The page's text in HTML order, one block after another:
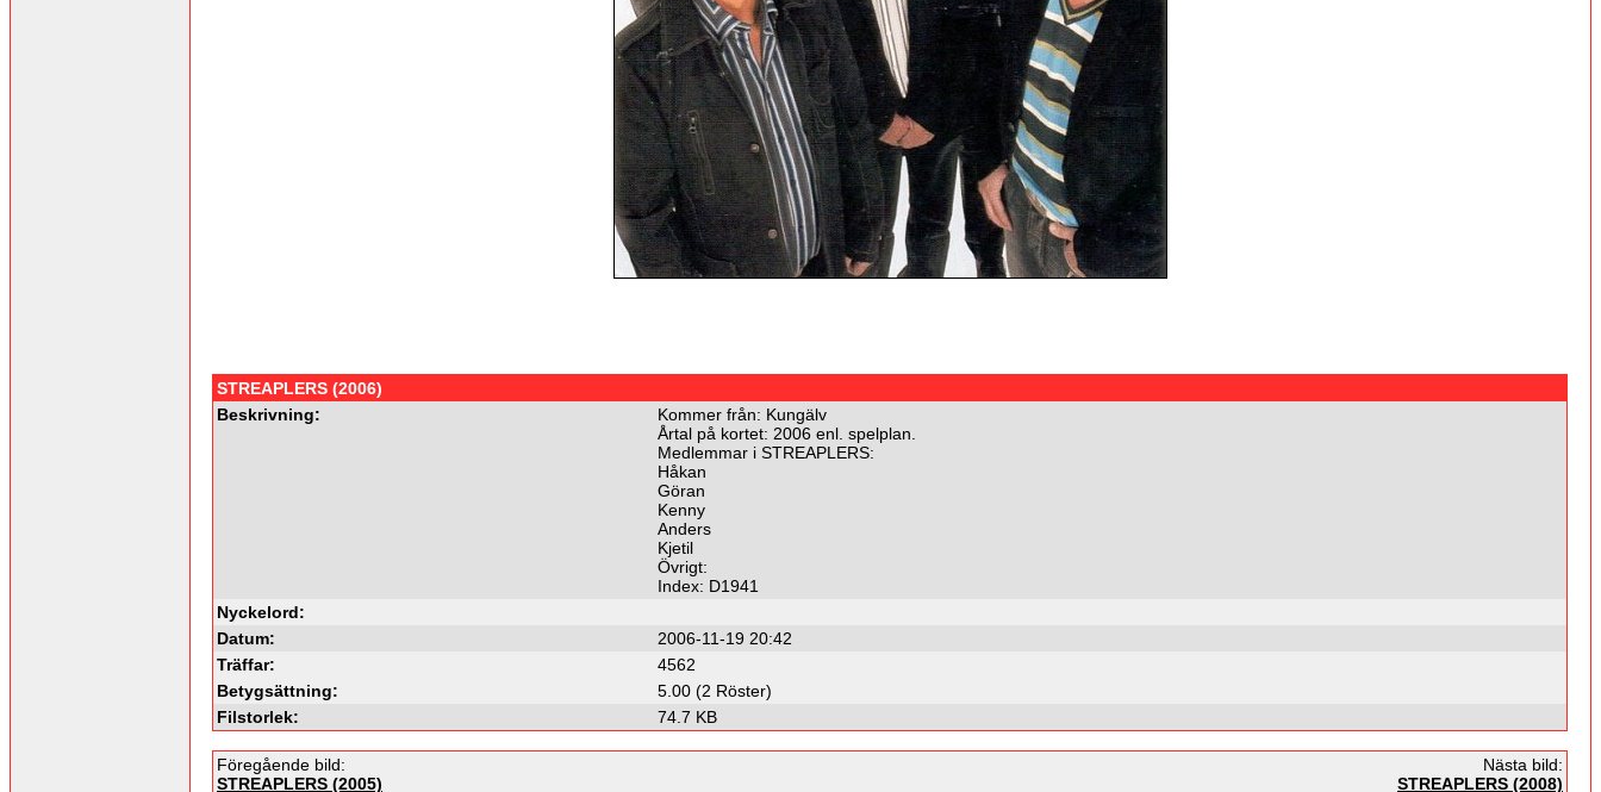
STREAPLERS (2006)
Beskrivning:
Kommer från: Kungälv
Årtal på kortet: 2006 enl. spelplan.
Medlemmar i STREAPLERS:
Håkan
Göran
Kenny
Anders
Kjetil
Övrigt:
Index: D1941
Nyckelord:
Datum:
2006-11-19 20:42
Träffar:
4562
Betygsättning:
5.00 (2 Röster)
Filstorlek:
74.7 KB
Föregående bild:
STREAPLERS (2005)
Nästa bild:
STREAPLERS (2008)